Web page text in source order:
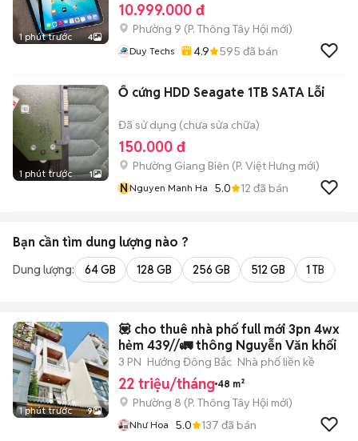
1 phút trước 4
10.999.000 đ
Phường 9 (P. Thông Tây Hội mới)
Duy Techs 4.9 595 đã bán
1 phút trước 1
Ổ cứng HDD Seagate 1TB SATA Lỗi
Đã sử dụng (chưa sửa chữa)
150.000 đ
Phường Giang Biên (P. Việt Hưng mới)
NNguyen Manh Ha 5.0 12 đã bán
Bạn cần tìm dung lượng nào ?
Dung lượng: 64 GB 128 GB 256 GB 512 GB 1 TB
1 phút trước 9
💟 cho thuê nhà phố full mới 3pn 4wx
hẻm 439//🚛 thông Nguyễn Văn khối
3 PN Hướng Đông Bắc Nhà phố liền kề
22 triệu/tháng 48 m²
Phường 8 (P. Thông Tây Hội mới)
Như Hoa 5.0 137 đã bán